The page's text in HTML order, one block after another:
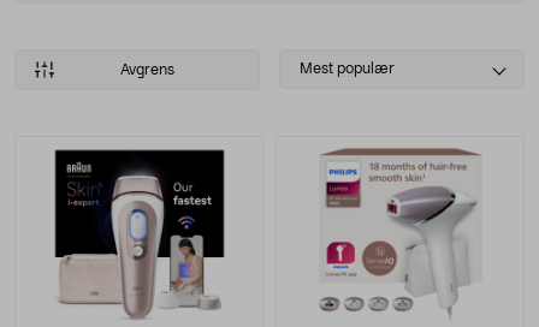
Avgrens
Select
Mest populær
Produkter